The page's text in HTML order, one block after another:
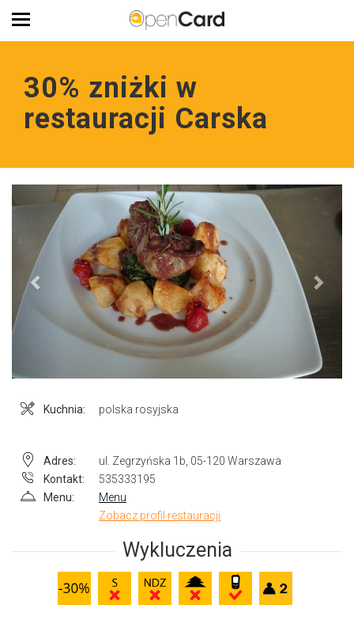
30% zniżki w
restauracji Carska
Kuchnia: polska rosyjska
Adres:
ul. Zegrzyńska 1b, 05-120 Warszawa
Kontakt:
535333195
Menu:
Menu
Zobacz profil restauracji
Wykluczenia